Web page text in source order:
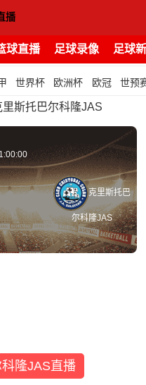
球直播 足球录像 足球
世界杯 欧洲杯 欧冠 世预
斯托巴尔科隆JAS
克里斯托巴
尔科隆JAS
隆JAS直播